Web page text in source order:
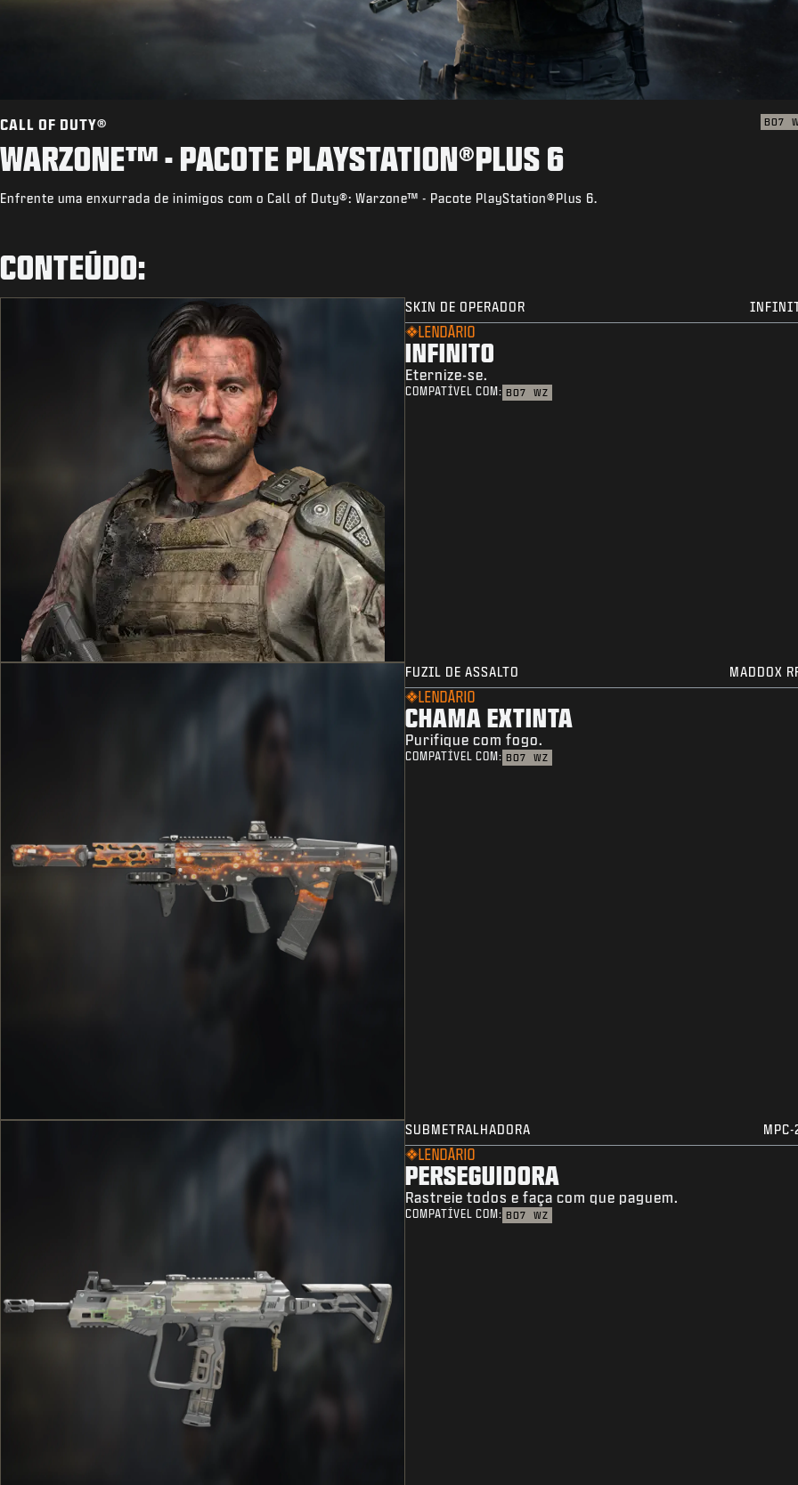
CALL OF DUTY® BO7
WARZONE™ - PACOTE PLAYSTATION®PLUS 6
Enfrente uma enxurrada de inimigos com o Call of Duty®: Warzone™ - Pacote PlayStation®Plus 6.
CONTEÚDO:
SKIN DE OPERADOR
LENDÁRIO
INFINITO
Eternize-se.
COMPATÍVEL COM: BO7 WZ
FUZIL DE ASSALTO MADDOX
LENDÁRIO
CHAMA EXTINTA
Purifique com fogo.
COMPATÍVEL COM: BO7 WZ
SUBMETRALHADORA
LENDÁRIO
PERSEGUIDORA
Rastreie todos e faça com que paguem.
COMPATÍVEL COM: BO7 WZ